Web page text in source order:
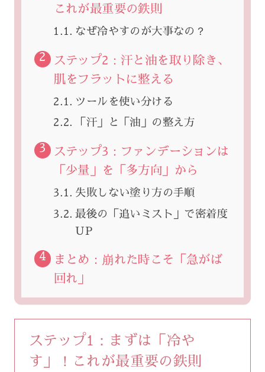
これが最重要の鉄則
なぜ冷やすのが大事なの？
ステップ2：汗と油を取り除き、
肌をフラットに整える
ツールを使い分ける
「汗」と「油」の整え方
ステップ3：ファンデーションは
「少量」を「多方向」から
失敗しない塗り方の手順
最後の「追いミスト」で密着度
UP
まとめ：崩れた時こそ「急がば
回れ」
ステップ1：まずは「冷や
す」！これが最重要の鉄則